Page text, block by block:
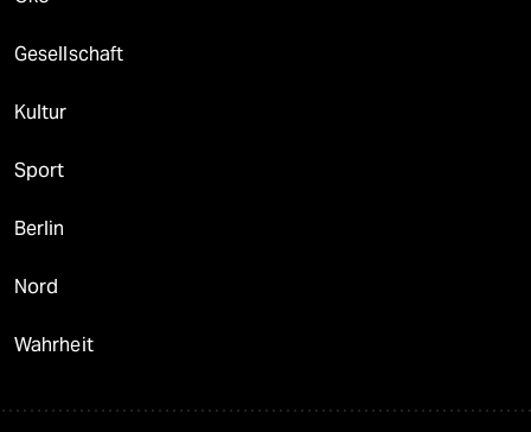
Gesellschaft
Kultur
Sport
Berlin
Nord
Wahrheit